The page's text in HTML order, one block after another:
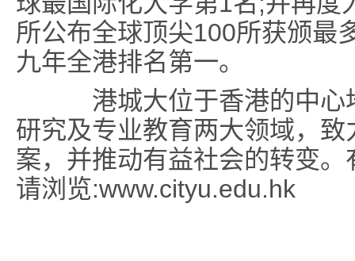
所公布全球顶尖100所获颁最
九年全港排名第一。
港城大位于香港的中心
研究及专业教育两大领域，
案，并推动有益社会的转变
请浏览:www.cityu.edu.hk